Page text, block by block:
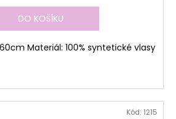
DO KOŠÍKU
Materiál: 100% syntetické vlasy
Kód: 1215